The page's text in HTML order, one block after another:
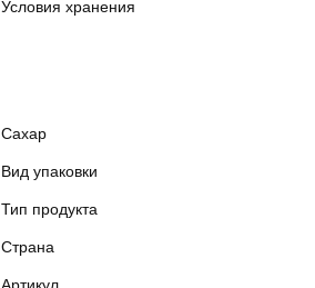
Условия хранения
Сахар
Вид упаковки
Тип продукта
Страна